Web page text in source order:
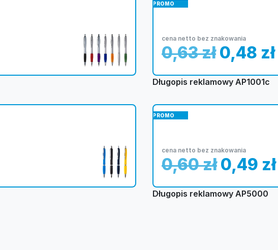
PROMO
cena netto bez znakowania
0,63zł 0,48 zł
Długopis reklamowy AP1001c
PROMO
cena netto bez znakowania
0,60zł 0,49 zł
Długopis reklamowy AP5000